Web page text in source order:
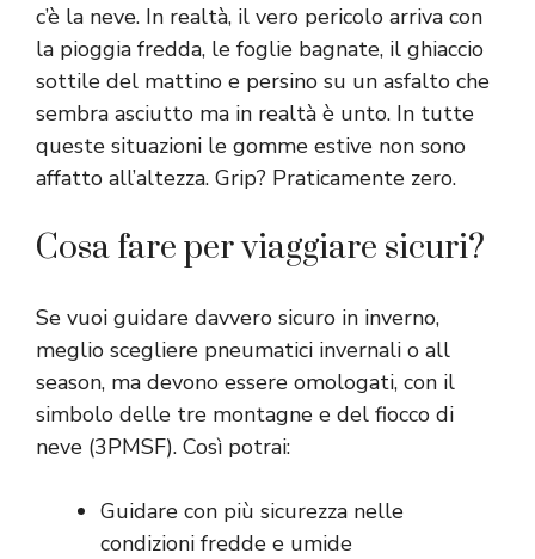
c’è la neve. In realtà, il vero pericolo arriva con
la pioggia fredda, le foglie bagnate, il ghiaccio
sottile del mattino e persino su un asfalto che
sembra asciutto ma in realtà è unto. In tutte
queste situazioni le gomme estive non sono
affatto all’altezza. Grip? Praticamente zero.
Cosa fare per viaggiare sicuri?
Se vuoi guidare davvero sicuro in inverno,
meglio scegliere pneumatici invernali o all
season, ma devono essere omologati, con il
simbolo delle tre montagne e del fiocco di
neve (3PMSF). Così potrai:
Guidare con più sicurezza nelle
condizioni fredde e umide